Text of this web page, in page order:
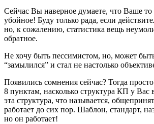
Сейчас Вы наверное думаете, что Ваше
убойное! Буду только рада, если
но, к сожалению, статистика вещь
обратное.
Не хочу быть пессимистом, но, может
“замылился” и стал не настолько
Появились сомнения сейчас? Тогда
8 пунктам, насколько структура КП у Вас
эта структура, что называется,
работает до сих пор. Шаблон, стандарт,
но он работает!